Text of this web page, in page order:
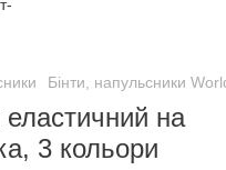
Бінти, напульсники
на
3 кольори